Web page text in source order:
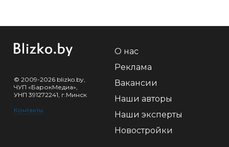
© 2009-2026 blizko.by,
ЧУП «БарокМедиа»,
УНП 391272241, г.Минск
Контакты
О нас
Реклама
Вакансии
Наши авторы
Наши эксперты
Новостройки